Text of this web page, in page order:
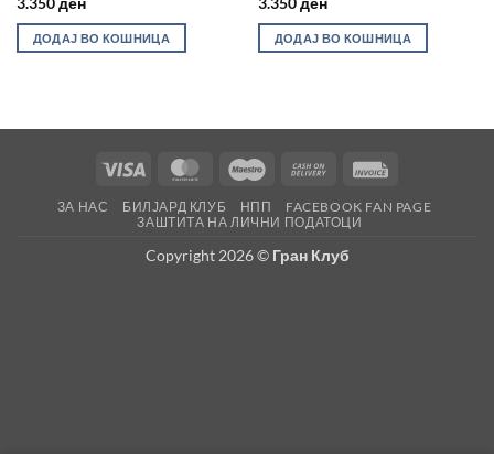
3.350ден
ДОДАЈ ВО КОШНИЦА
3.350ден
ДОДАЈ ВО КОШНИЦА
Visa MasterCardMaestro
Cash
Delivery
ЗА НАС БИЛЈАРД КЛУБ НПП
FACEBOOK FAN PAGE
ЗАШТИТА НА ЛИЧНИ ПОДАТОЦИ
Copyright 2026 © Гран Клуб